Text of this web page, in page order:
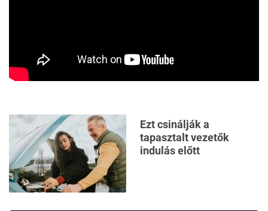
Ezt csinálják a
tapasztalt vezetők
indulás előtt